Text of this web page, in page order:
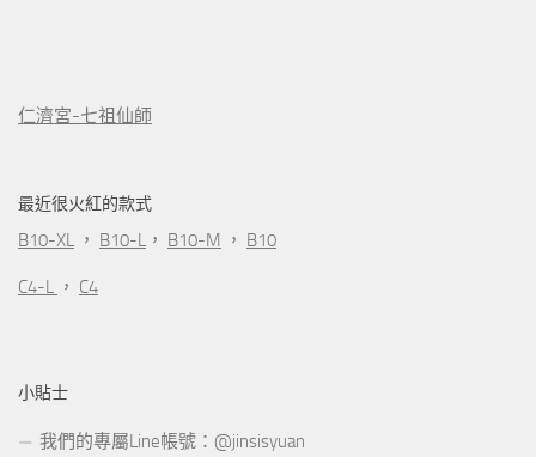
仁濟宮-七祖仙師
最近很火紅的款式
B10-XL ， B10-L ， B10-M ， B10
C4-L ， C4
小貼士
我們的專屬Line帳號：@jinsisyuan